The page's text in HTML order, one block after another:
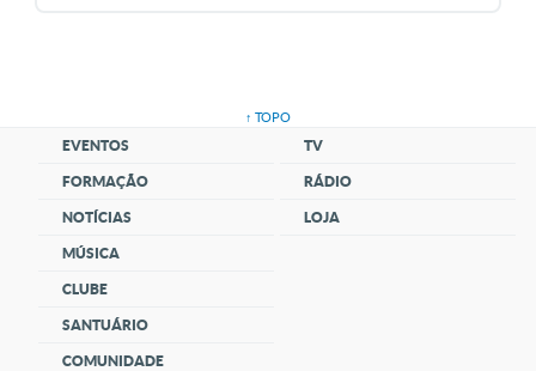
↑ TOPO
EVENTOS
FORMAÇÃO
NOTÍCIAS
MÚSICA
CLUBE
SANTUÁRIO
COMUNIDADE
TV
RÁDIO
LOJA